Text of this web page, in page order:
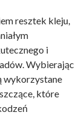
resztek kleju,
i
Wybierając
wykorzystane
które